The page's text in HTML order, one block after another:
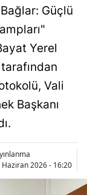
Aydın
Bilecik
Güçlü
Yerel
Vali
Başkanı
Haziran 2026 - 16:20